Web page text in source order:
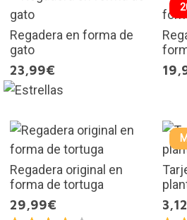
Regadera en forma de
gato
23,99€
Regadera original en
forma de tortuga
29,99€